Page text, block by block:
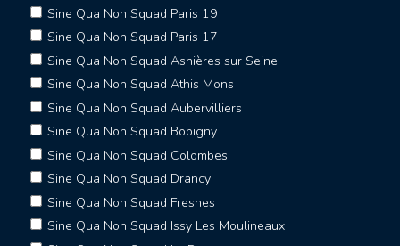
Sine Qua Non Squad Paris 19
Sine Qua Non Squad Paris 17
Sine Qua Non Squad Asnières sur Seine
Sine Qua Non Squad Athis Mons
Sine Qua Non Squad Aubervilliers
Sine Qua Non Squad Bobigny
Sine Qua Non Squad Colombes
Sine Qua Non Squad Drancy
Sine Qua Non Squad Fresnes
Sine Qua Non Squad Issy Les Moulineaux